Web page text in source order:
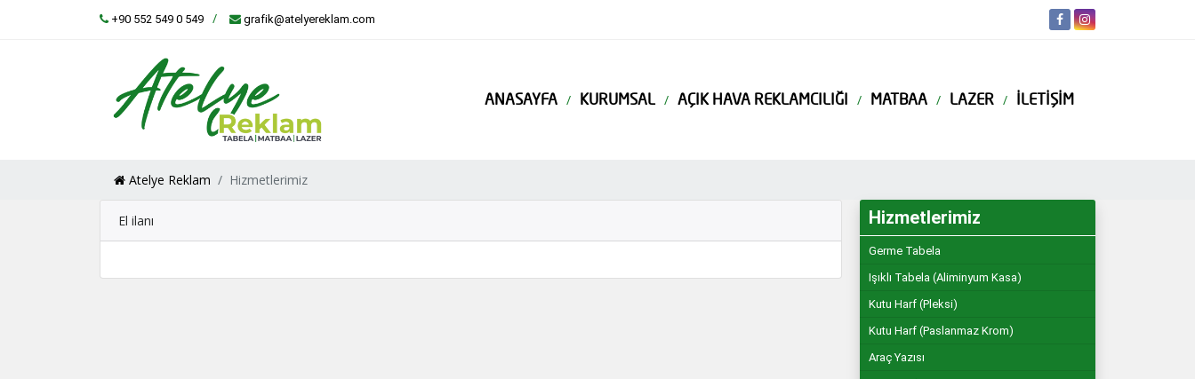
+90 552 549 0 549 grafik@atelyereklam.com
ANASAYFA KURUMSAL AÇIK HAVA REKLAMCILIĞI MATBAA LAZER İLETIŞIM
Atelye Reklam Hizmetlerimiz
El ilanı Hizmetlerimiz
Germe Tabela
Işıklı Tabela (Aliminyum Kasa)
Kutu Harf (Pleksi)
Kutu Harf (Paslanmaz Krom)
Araç Yazısı